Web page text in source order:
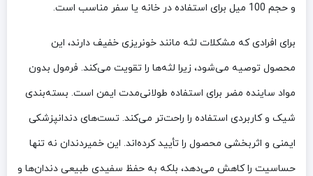
و حجم 100 میل برای استفاده در خانه یا سفر مناسب است.
برای افرادی که مشکلات لثه مانند خونریزی خفیف دارند، این
محصول توصیه می‌شود، زیرا لثه‌ها را تقویت می‌کند. فرمول بدون
مواد ساینده مضر برای استفاده طولانی‌مدت ایمن است. بسته‌بندی
شیک و کاربردی استفاده را راحت‌تر می‌کند. تست‌های دندانپزشکی
ایمنی و اثربخشی محصول را تأیید کرده‌اند. این خمیردندان نه تنها
حساسیت را کاهش می‌دهد، بلکه به حفظ سفیدی طبیعی دندان‌ها و